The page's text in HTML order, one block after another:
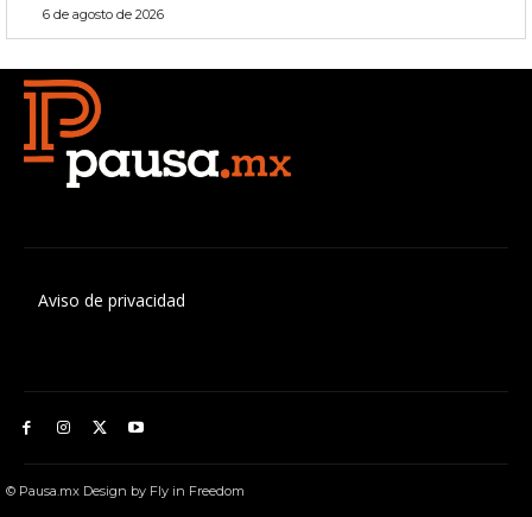
6 de agosto de 2026
Aviso de privacidad
© Pausa.mx Design by Fly in Freedom